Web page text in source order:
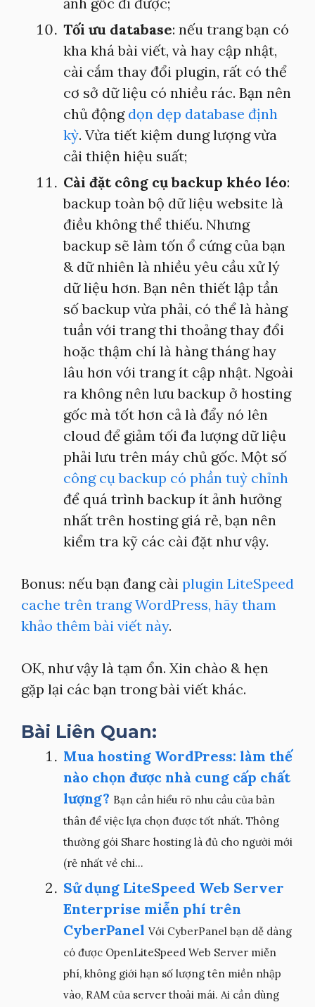
Tối ưu database: nếu trang bạn có
kha khá bài viết, và hay cập nhật,
cài cắm thay đổi plugin, rất có thể
cơ sở dữ liệu có nhiều rác. Bạn nên
chủ động dọn dẹp database định
kỳ. Vừa tiết kiệm dung lượng vừa
cải thiện hiệu suất;
Cài đặt công cụ backup khéo léo:
backup toàn bộ dữ liệu website là
điều không thể thiếu. Nhưng
backup sẽ làm tốn ổ cứng của bạn
& dữ nhiên là nhiều yêu cầu xử lý
dữ liệu hơn. Bạn nên thiết lập tần
số backup vừa phải, có thể là hàng
tuần với trang thi thoảng thay đổi
hoặc thậm chí là hàng tháng hay
lâu hơn với trang ít cập nhật. Ngoài
ra không nên lưu backup ở hosting
gốc mà tốt hơn cả là đẩy nó lên
cloud để giảm tối đa lượng dữ liệu
phải lưu trên máy chủ gốc. Một số
công cụ backup có phần tuỳ chỉnh
để quá trình backup ít ảnh hưởng
nhất trên hosting giá rẻ, bạn nên
kiểm tra kỹ các cài đặt như vậy.
Bonus: nếu bạn đang cài plugin LiteSpeed
cache trên trang WordPress, hãy tham
khảo thêm bài viết này.
OK, như vậy là tạm ổn. Xin chào & hẹn
gặp lại các bạn trong bài viết khác.
Bài Liên Quan:
Mua hosting WordPress: làm thế
nào chọn được nhà cung cấp chất
lượng? Bạn cần hiểu rõ nhu cầu của bản
thân để việc lựa chọn được tốt nhất. Thông
thường gói Share hosting là đủ cho người mới
(rẻ nhất về chi...
Sử dụng LiteSpeed Web Server
Enterprise miễn phí trên
CyberPanel Với CyberPanel bạn dễ dàng
có được OpenLiteSpeed Web Server miễn
phí, không giới hạn số lượng tên miền nhập
vào, RAM của server thoải mái. Ai cần dùng